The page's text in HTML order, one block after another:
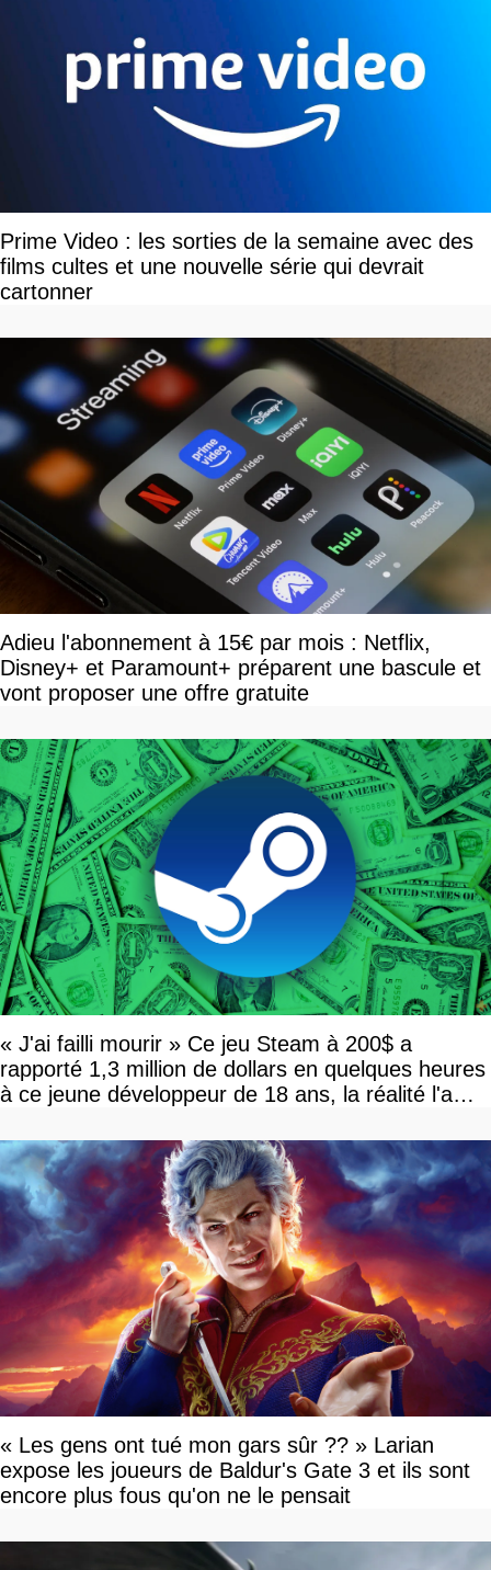
Prime Video : les sorties de la semaine avec des
films cultes et une nouvelle série qui devrait
cartonner
Adieu l'abonnement à 15€ par mois : Netflix,
Disney+ et Paramount+ préparent une bascule et
vont proposer une offre gratuite
« J'ai failli mourir » Ce jeu Steam à 200$ a
rapporté 1,3 million de dollars en quelques heures
à ce jeune développeur de 18 ans, la réalité l'a
« Les gens ont tué mon gars sûr ?? » Larian
expose les joueurs de Baldur's Gate 3 et ils sont
encore plus fous qu'on ne le pensait